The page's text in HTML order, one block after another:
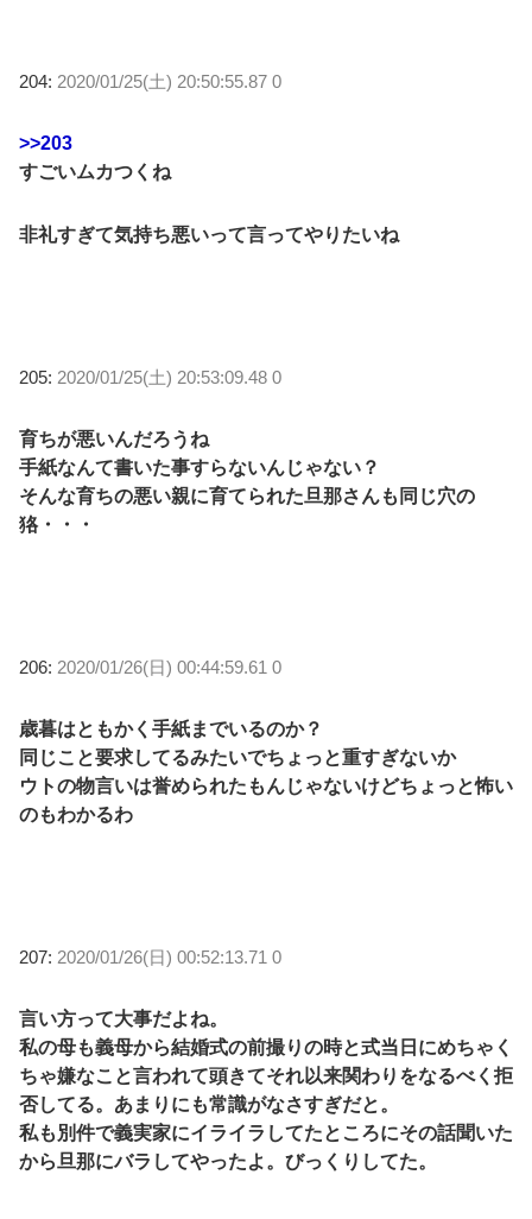
204: 2020/01/25(土) 20:50:55.87 0
>>203
すごいムカつくね
非礼すぎて気持ち悪いって言ってやりたいね
205: 2020/01/25(土) 20:53:09.48 0
育ちが悪いんだろうね
手紙なんて書いた事すらないんじゃない？
そんな育ちの悪い親に育てられた旦那さんも同じ穴の
狢・・・
206: 2020/01/26(日) 00:44:59.61 0
歳暮はともかく手紙までいるのか？
同じこと要求してるみたいでちょっと重すぎないか
ウトの物言いは誉められたもんじゃないけどちょっと怖い
のもわかるわ
207: 2020/01/26(日) 00:52:13.71 0
言い方って大事だよね。
私の母も義母から結婚式の前撮りの時と式当日にめちゃく
ちゃ嫌なこと言われて頭きてそれ以来関わりをなるべく拒
否してる。あまりにも常識がなさすぎだと。
私も別件で義実家にイライラしてたところにその話聞いた
から旦那にバラしてやったよ。びっくりしてた。